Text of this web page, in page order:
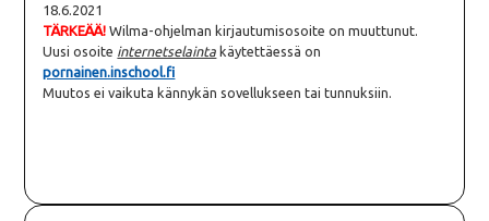
18.6.2021
TÄRKEÄÄ!Wilma-ohjelman kirjautumisosoite on muuttunut.
Uusi osoite internetselainta käytettäessä on
pornainen.inschool.fi
Muutos ei vaikuta kännykän sovellukseen tai tunnuksiin.